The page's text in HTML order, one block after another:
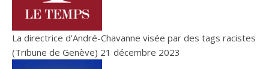
La directrice d’André-Chavanne visée par des tags racistes
(Tribune de Genève) 21 décembre 2023